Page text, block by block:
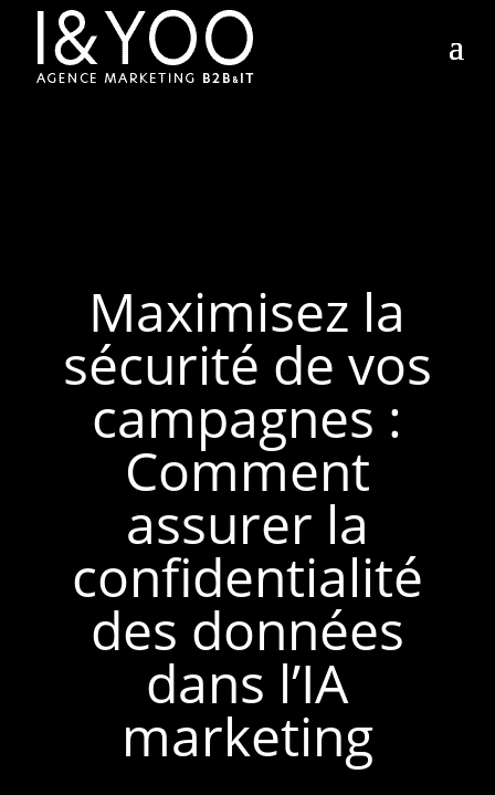
Maximisez la
sécurité de vos
campagnes :
Comment
assurer la
confidentialité
des données
dans l’IA
marketing